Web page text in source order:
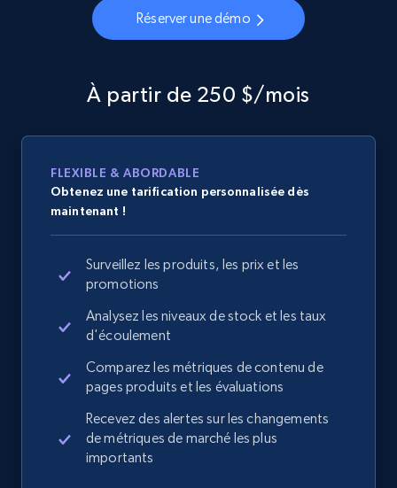
Réserver une démo
À partir de 250 $/mois
FLEXIBLE & ABORDABLE
Obtenez une tarification personnalisée dès
maintenant !
Surveillez les produits, les prix et les
promotions
Analysez les niveaux de stock et les taux
d'écoulement
Comparez les métriques de contenu de
pages produits et les évaluations
Recevez des alertes sur les changements
de métriques de marché les plus
importants